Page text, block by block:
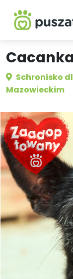
Cacanka
Schronisko
Mazowieckim